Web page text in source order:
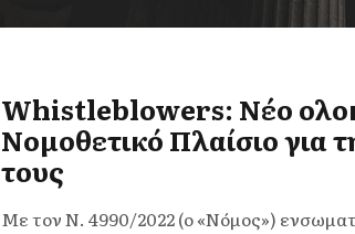
Whistleblowers: Νέο
Νομοθετικό Πλαίσιο για
τους
Με τον N. 4990/2022 (ο «Νόμος»)